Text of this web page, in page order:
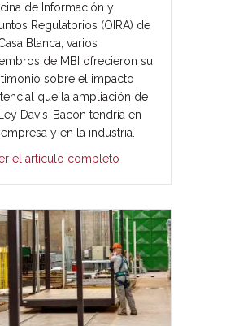
de Información y
Regulatorios (OIRA) de
Blanca, varios
de MBI ofrecieron su
sobre el impacto
que la ampliación de
Davis-Bacon tendría en
y en la industria.
el artículo completo